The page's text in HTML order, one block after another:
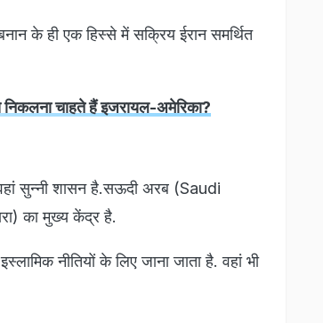
के ही एक हिस्से में सक्रिय ईरान समर्थित
निकलना चाहते हैं इजरायल-अमेरिका?
सुन्नी शासन है.सऊदी अरब (Saudi
का मुख्य केंद्र है.
नीतियों के लिए जाना जाता है. वहां भी